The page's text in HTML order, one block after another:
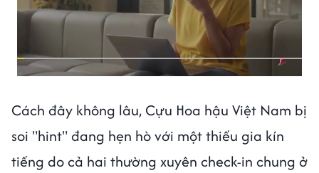
Cách đây không lâu, Cựu Hoa hậu Việt Nam bị
soi "hint" đang hẹn hò với một thiếu gia kín
tiếng do cả hai thường xuyên check-in chung ở